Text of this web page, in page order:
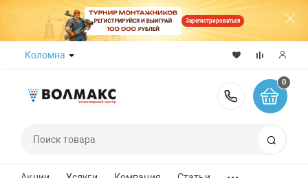
Зарегистрироваться
Коломна
8 (800)
0
...